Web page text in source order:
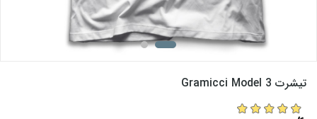
تیشرت Gramicci Model 3